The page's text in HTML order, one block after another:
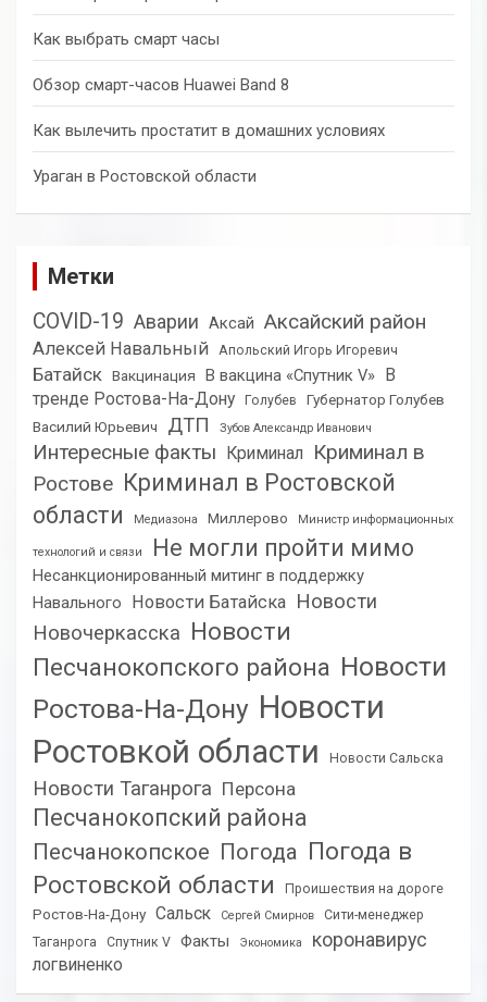
Как выбрать смарт часы
Обзор смарт-часов Huawei Band 8
Как вылечить простатит в домашних условиях
Ураган в Ростовской области
Метки
COVID-19 Аварии Аксай Аксайский район
Алексей Навальный Апольский Игорь Игоревич
Батайск Вакцинация В вакцина «Спутник V»
В
тренде Ростова-На-Дону
Голубев
Губернатор Голубев
Василий Юрьевич
ДТП Зубов Александр Иванович
Интересные факты Криминал
Криминал в
Ростове Криминал в Ростовской
области
Медиазона Миллерово Министр информационных
технологий и связи Не могли пройти мимо
Несанкционированный митинг в поддержку
Навального
Новости Батайска Новости
Новочеркасска Новости
Песчанокопского района Новости
Ростова-На-Дону Новости
Ростовкой области
Новости Сальска
Новости Таганрога Персона
Песчанокопский района
Песчанокопское Погода Погода в
Ростовской области
Проишествия на дороге
Ростов-На-Дону Сальск Сергей Смирнов
Сити-менеджер
Таганрога
Спутник V Факты Экономика коронавирус
логвиненко